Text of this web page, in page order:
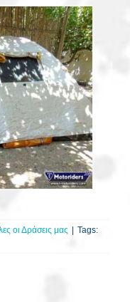
οι Δράσεις μας
Tags: